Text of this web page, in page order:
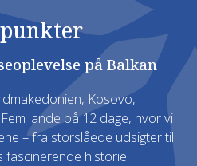
på Balkan
Kosovo,
lande på 12 dage, hvor vi
– fra storslåede udsigter til
fascinerende historie.